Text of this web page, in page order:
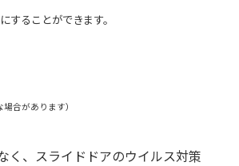
することができます。
合があります）
く、スライドドアのウイルス対策